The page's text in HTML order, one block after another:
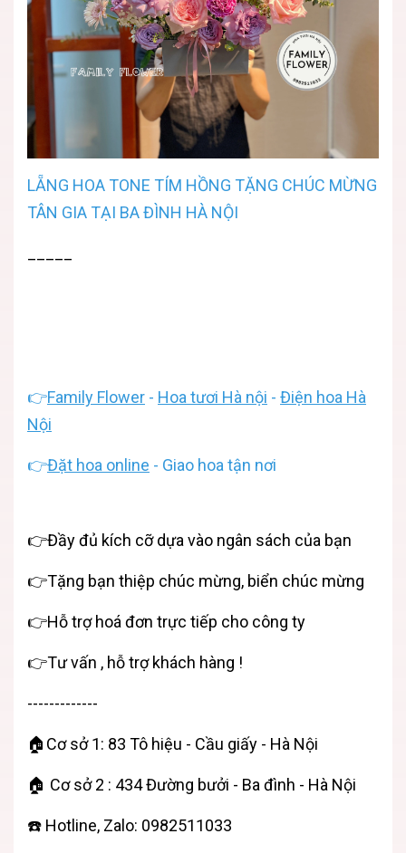
LẴNG HOA TONE TÍM HỒNG TẶNG CHÚC MỪNG
TÂN GIA TẠI BA ĐÌNH HÀ NỘI
👉Family Flower - Hoa tươi Hà nội - Điện hoa Hà
Nội
👉Đặt hoa online - Giao hoa tận nơi
👉Đầy đủ kích cỡ dựa vào ngân sách của bạn
👉Tặng bạn thiệp chúc mừng, biển chúc mừng
👉Hỗ trợ hoá đơn trực tiếp cho công ty
👉Tư vấn , hỗ trợ khách hàng !
-------------
🏠Cơ sở 1: 83 Tô hiệu - Cầu giấy - Hà Nội
🏠 Cơ sở 2 : 434 Đường bưởi - Ba đình - Hà Nội
☎️ Hotline, Zalo: 0982511033